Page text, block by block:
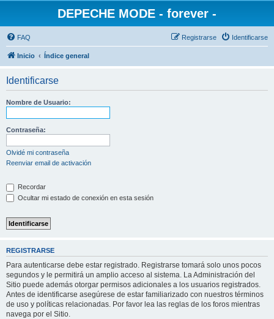
DEPECHE MODE - forever -
FAQ Identificarse
Registrarse
Inicio Índice general
Identificarse
Nombre de Usuario:
Contraseña:
Olvidé mi contraseña
Reenviar email de activación
Recordar
Ocultar mi estado de conexión en esta sesión
REGISTRARSE
Para autenticarse debe estar registrado. Registrarse tomará solo unos pocos
segundos y le permitirá un amplio acceso al sistema. La Administración del
Sitio puede además otorgar permisos adicionales a los usuarios registrados.
Antes de identificarse asegúrese de estar familiarizado con nuestros términos
de uso y políticas relacionadas. Por favor lea las reglas de los foros mientras
navega por el Sitio.